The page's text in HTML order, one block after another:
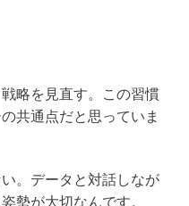
略を見直す。この習慣
共通点だと思っていま
。データと対話しなが
勢が大切なんです。